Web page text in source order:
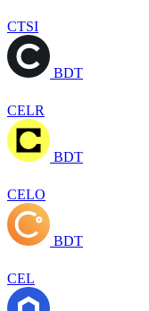
CTSI
BDT
CELR
BDT
CELO
BDT
CEL